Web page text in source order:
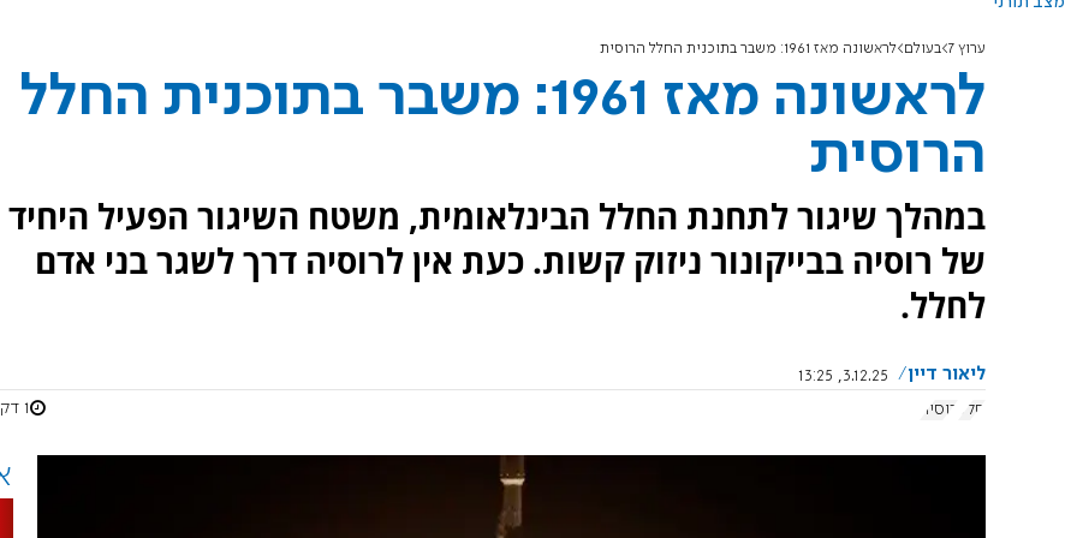
ערוץ 7 בעולם לראשונה מאז 1961: משבר בתוכנית החלל הרוסית
לראשונה מאז 1961: משבר בתוכנית החלל
הרוסית
במהלך שיגור לתחנת החלל הבינלאומית, משטח השיגור הפעיל היחיד
של רוסיה בבייקונור ניזוק קשות. כעת אין לרוסיה דרך לשגר בני אדם
לחלל.
ליאור דיין
3.12.25, 13:25
חלל
רוסיה 1 דקות